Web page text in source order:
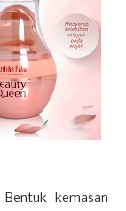
Bentuk kemasan